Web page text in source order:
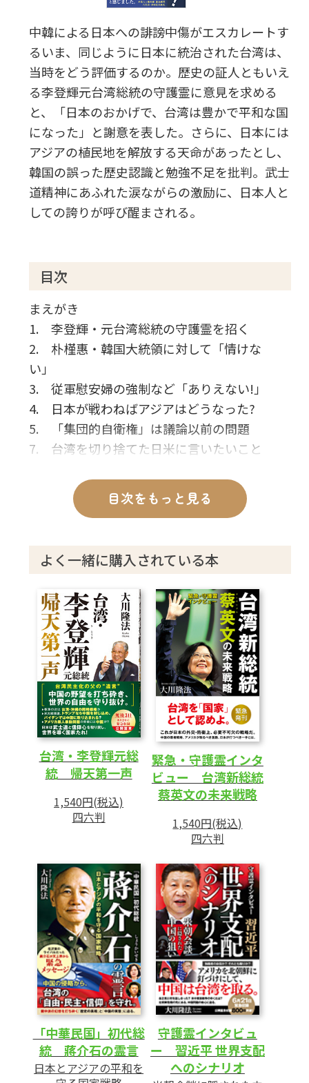
中韓による日本への誹謗中傷がエスカレートす
るいま、同じように日本に統治された台湾は、
当時をどう評価するのか。歴史の証人ともいえ
る李登輝元台湾総統の守護霊に意見を求める
と、「日本のおかげで、台湾は豊かで平和な国
になった」と謝意を表した。さらに、日本には
アジアの植民地を解放する天命があったとし、
韓国の誤った歴史認識と勉強不足を批判。武士
道精神にあふれた涙ながらの激励に、日本人と
しての誇りが呼び醒まされる。
目次
まえがき
1. 李登輝・元台湾総統の守護霊を招く
2. 朴槿惠・韓国大統領に対して「情けな
い」
3. 従軍慰安婦の強制など「ありえない!」
4. 日本が戦わねばアジアはどうなった?
5. 「集団的自衛権」は議論以前の問題
7. 台湾を切り捨てた日米に言いたいこと
9. フランスは「共産主義の同類」
11. 日本には中国より先に文明があった
12. 過去世は「名のある政治家・軍師」
13. 台湾の人々へのメッセージ
14. 李登輝氏の守護霊霊言を終えて
あとがき
目次をもっと見る
よく一緒に購入されている本
台湾・李登輝元総
統 帰天第一声
1,540円(税込)
四六判
緊急・守護霊インタ
ビュー 台湾新総統
蔡英文の未来戦略
1,540円(税込)
四六判
「中華民国」初代総
統 蔣介石の霊言
日本とアジアの平和を
守護霊インタビュ
ー 習近平 世界支配
へのシナリオ